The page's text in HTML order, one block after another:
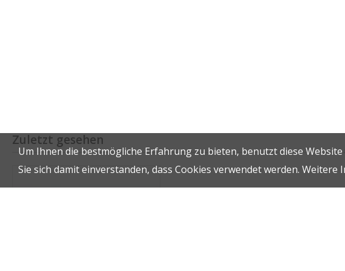
Zuletzt gesehen
Um Ihnen die bestmögliche Erfahrung zu bieten, benutzt diese
Sie sich damit einverstanden, dass Cookies verwendet werden. Weitere